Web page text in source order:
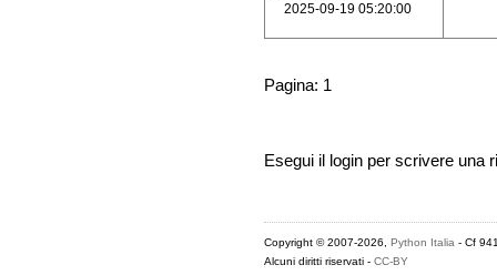
2025-09-19 05:20:00
Pagina: 1
Esegui il login per scrivere una
Copyright © 2007-2026, Python Italia- Cf
Alcuni diritti riservati - CC-BY